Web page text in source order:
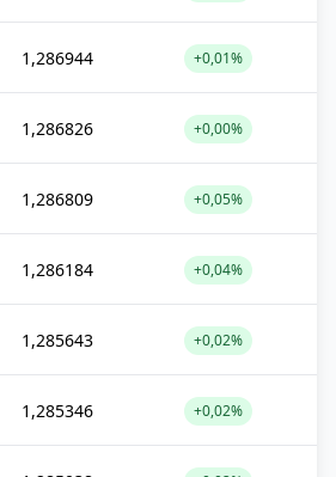
1,286944 +0,01%
1,286826 +0,00%
1,286809 +0,05%
1,286184 +0,04%
1,285643 +0,02%
1,285346 +0,02%